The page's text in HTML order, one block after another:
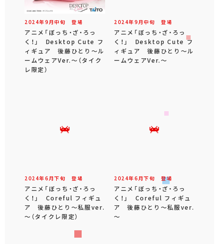
2024年9 月中旬 登場
アニメ「ぼっち・ざ・ろっ
く！」 Desktop Cute フ
ィギュア 後藤ひとり～ル
ームウェアVer.～（タイク
レ限定）
2024年9 月中旬 登場
アニメ「ぼっち・ざ・ろっ
く！」 Desktop Cute フ
ィギュア 後藤ひとり～ル
ームウェアVer.～
2024年6 月下旬 登場
アニメ「ぼっち・ざ・ろっ
く！」 Coreful フィギュ
ア 後藤ひとり～私服ver.
～（タイクレ限定）
2024年6 月下旬 登場
アニメ「ぼっち・ざ・ろっ
く！」 Coreful フィギュ
ア 後藤ひとり～私服ver.
～